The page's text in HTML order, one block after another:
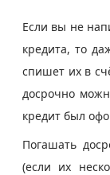
Если вы не
кредита, то
спишет их в
досрочно
кредит был
Погашать
(если их